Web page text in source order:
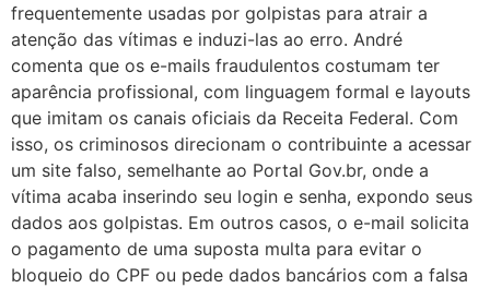
frequentemente usadas por golpistas para atrair a
atenção das vítimas e induzi-las ao erro. André
comenta que os e-mails fraudulentos costumam ter
aparência profissional, com linguagem formal e layouts
que imitam os canais oficiais da Receita Federal. Com
isso, os criminosos direcionam o contribuinte a acessar
um site falso, semelhante ao Portal Gov.br, onde a
vítima acaba inserindo seu login e senha, expondo seus
dados aos golpistas. Em outros casos, o e-mail solicita
o pagamento de uma suposta multa para evitar o
bloqueio do CPF ou pede dados bancários com a falsa